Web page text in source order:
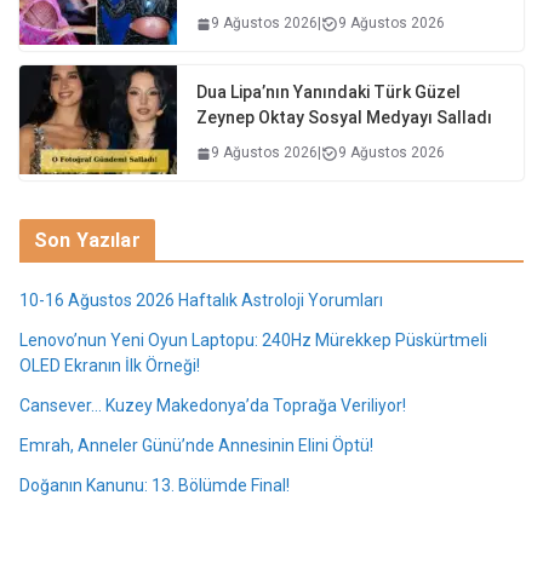
9 Ağustos 2026 9 Ağustos 2026
Dua Lipa’nın Yanındaki Türk Güzel
Zeynep Oktay Sosyal Medyayı Salladı
9 Ağustos 2026 9 Ağustos 2026
Son Yazılar
10-16 Ağustos 2026 Haftalık Astroloji Yorumları
Lenovo’nun Yeni Oyun Laptopu: 240Hz Mürekkep Püskürtmeli
OLED Ekranın İlk Örneği!
Cansever… Kuzey Makedonya’da Toprağa Veriliyor!
Emrah, Anneler Günü’nde Annesinin Elini Öptü!
Doğanın Kanunu: 13. Bölümde Final!